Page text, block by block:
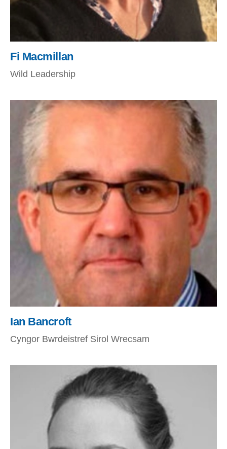
Fi Macmillan
Wild Leadership
Ian Bancroft
Cyngor Bwrdeistref Sirol Wrecsam